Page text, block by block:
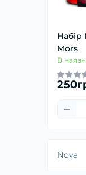
Набір
Mors
В
Nova